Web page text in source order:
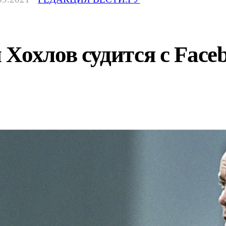
судится с